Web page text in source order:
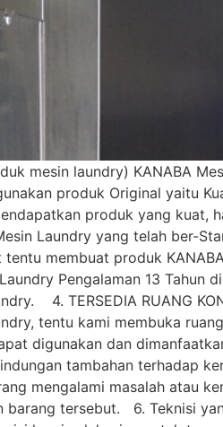
mesin laundry) KANABA
produk Original yaitu
produk yang kuat,
Laundry yang telah ber-
tentu membuat produk
Pengalaman 13 Tahun
4. TERSEDIA RUANG
tentu kami membuka
digunakan dan
tambahan terhadap
mengalami masalah atau
barang tersebut. 6. Teknisi